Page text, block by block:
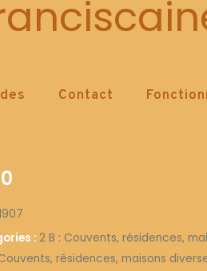
Contact
: 2 B : Couvents, résidences,
Couvents, résidences, maisons